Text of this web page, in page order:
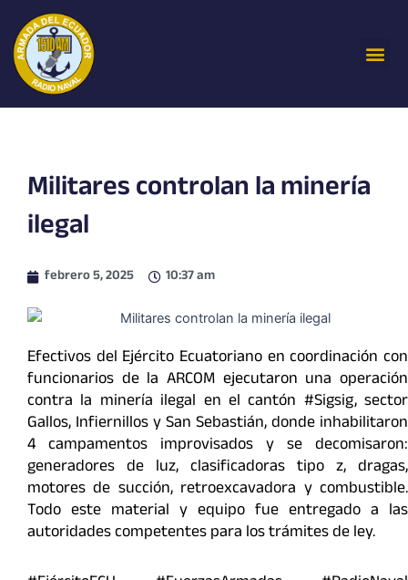
contenido
Militares controlan la minería
ilegal
febrero 5, 2025 10:37 am
Efectivos del Ejército Ecuatoriano en coordinación con
funcionarios de la ARCOM ejecutaron una operación
contra la minería ilegal en el cantón #Sigsig, sector
Gallos, Infiernillos y San Sebastián, donde inhabilitaron
4 campamentos improvisados y se decomisaron:
generadores de luz, clasificadoras tipo z, dragas,
motores de succión, retroexcavadora y combustible.
Todo este material y equipo fue entregado a las
autoridades competentes para los trámites de ley.